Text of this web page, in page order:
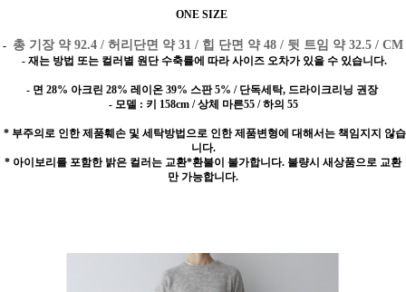
ONE SIZE
- 총 기장 약 92.4 / 허리단면 약 31 / 힙 단면 약 48 / 뒷 트임 약 32.5 / CM
- 재는 방법 또는 컬러별 원단 수축률에 따라 사이즈 오차가 있을 수 있습니다.
- 면 28% 아크린 28% 레이온 39% 스판 5% / 단독세탁, 드라이크리닝 권장
- 모델 : 키 158cm / 상체 마른55 / 하의 55
* 부주의로 인한 제품훼손 및 세탁방법으로 인한 제품변형에 대해서는 책임지지 않습
니다.
* 아이보리를 포함한 밝은 컬러는 교환*환불이 불가합니다. 불량시 새상품으로 교환
만 가능합니다.